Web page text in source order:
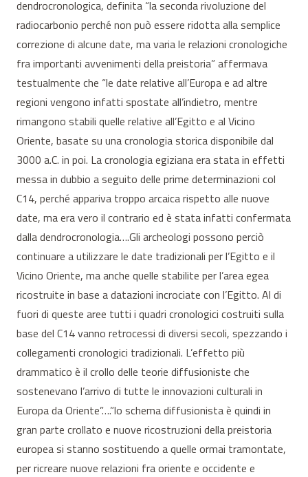
dendrocronologica, definita “la seconda rivoluzione del
radiocarbonio perché non può essere ridotta alla semplice
correzione di alcune date, ma varia le relazioni cronologiche
fra importanti avvenimenti della preistoria” affermava
testualmente che “le date relative all’Europa e ad altre
regioni vengono infatti spostate all’indietro, mentre
rimangono stabili quelle relative all’Egitto e al Vicino
Oriente, basate su una cronologia storica disponibile dal
3000 a.C. in poi. La cronologia egiziana era stata in effetti
messa in dubbio a seguito delle prime determinazioni col
C14, perché appariva troppo arcaica rispetto alle nuove
date, ma era vero il contrario ed è stata infatti confermata
dalla dendrocronologia….Gli archeologi possono perciò
continuare a utilizzare le date tradizionali per l’Egitto e il
Vicino Oriente, ma anche quelle stabilite per l’area egea
ricostruite in base a datazioni incrociate con l’Egitto. Al di
fuori di queste aree tutti i quadri cronologici costruiti sulla
base del C14 vanno retrocessi di diversi secoli, spezzando i
collegamenti cronologici tradizionali. L’effetto più
drammatico è il crollo delle teorie diffusioniste che
sostenevano l’arrivo di tutte le innovazioni culturali in
Europa da Oriente”….”lo schema diffusionista è quindi in
gran parte crollato e nuove ricostruzioni della preistoria
europea si stanno sostituendo a quelle ormai tramontate,
per ricreare nuove relazioni fra oriente e occidente e